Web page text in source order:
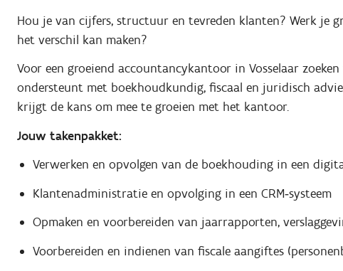
Hou je van cijfers, structuur en tevreden klanten? Werk je
het verschil kan maken?
Voor een groeiend accountancykantoor in Vosselaar
ondersteunt met boekhoudkundig, fiscaal en juridisch
krijgt de kans om mee te groeien met het kantoor.
Jouw takenpakket:
Verwerken en opvolgen van de boekhouding in een
Klantenadministratie en opvolging in een CRM‑systeem
Opmaken en voorbereiden van jaarrapporten,
Voorbereiden en indienen van fiscale aangiftes